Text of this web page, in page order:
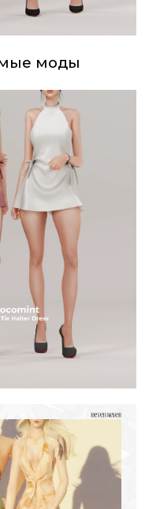
моды